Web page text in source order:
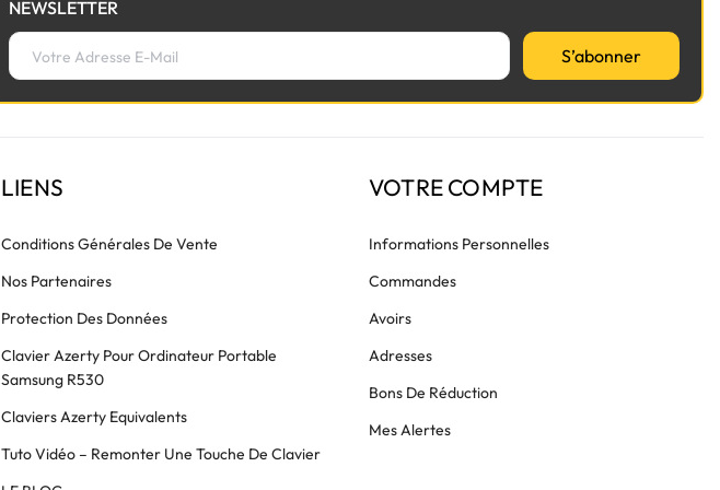
NEWSLETTER
S’abonner
LIENS
Conditions Générales De Vente
Nos Partenaires
Protection Des Données
Clavier Azerty Pour Ordinateur Portable
Samsung R530
Claviers Azerty Equivalents
Tuto Vidéo – Remonter Une Touche De Clavier
VOTRE COMPTE
Informations Personnelles
Commandes
Avoirs
Adresses
Bons De Réduction
Mes Alertes